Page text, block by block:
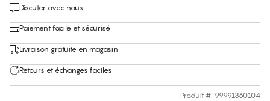
Discuter avec nous
Paiement facile et sécurisé
Livraison gratuite en magasin
Retours et échanges faciles
Produit #: 99991360104